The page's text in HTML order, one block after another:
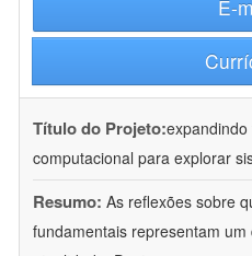
E-
Título do Projeto:
computacional para explorar
Resumo: As reflexões sobre
fundamentais representam